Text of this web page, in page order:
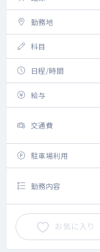
勤務地
科目
日程/時間
給与
交通費
駐車場利用
勤務内容
お気に入り